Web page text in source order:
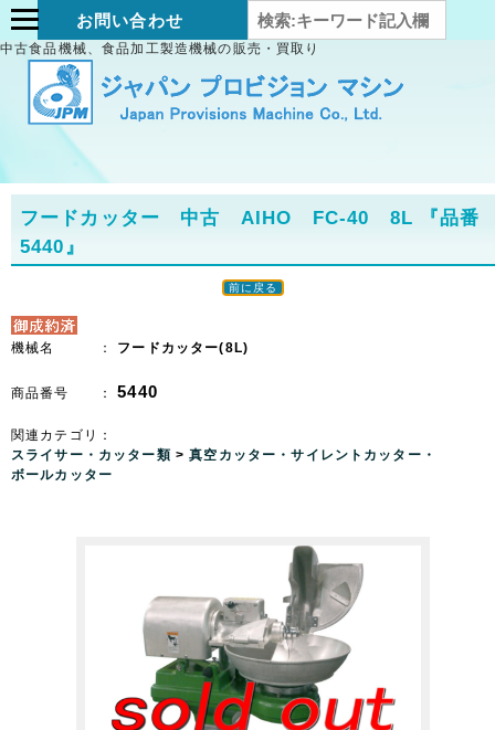
お問い合わせ
中古食品機械、食品加工製造機械の販売・買取り
フードカッター 中古 AIHO FC-40 8L
『品番
5440』
前に戻る
機械名 ： フードカッター(8L)
商品番号 ：5440
関連カテゴリ：
スライサー・カッター類 >真空カッター・サイレントカッター・
ボールカッター